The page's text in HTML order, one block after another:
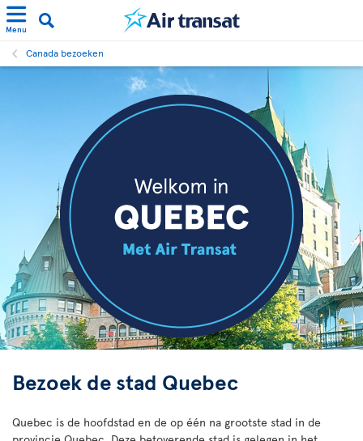
Menu
Canada bezoeken
Bezoek de stad Quebec
Quebec is de hoofdstad en de op één na grootste stad in de